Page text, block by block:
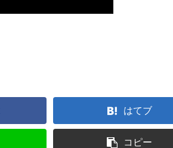
はてブ
コピー